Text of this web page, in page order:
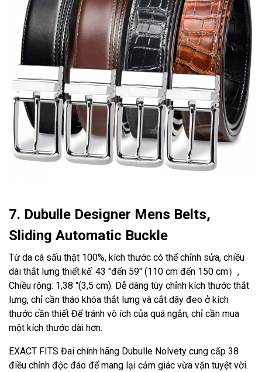
7. Dubulle Designer Mens Belts,
Sliding Automatic Buckle
Từ da cá sấu thật 100%, kích thước có thể chỉnh sửa, chiều
dài thắt lưng thiết kế: 43 "đến 59" (110 cm đến 150 cm）,
Chiều rộng: 1,38 "(3,5 cm). Dễ dàng tùy chỉnh kích thước thắt
lưng, chỉ cần tháo khóa thắt lưng và cắt dây đeo ở kích
thước cần thiết Để tránh vô ích của quá ngắn, chỉ cần mua
một kích thước dài hơn.
EXACT FITS Đai chính hãng Dubulle Nolvety cung cấp 38
điều chỉnh độc đáo để mang lại cảm giác vừa vặn tuyệt vời.